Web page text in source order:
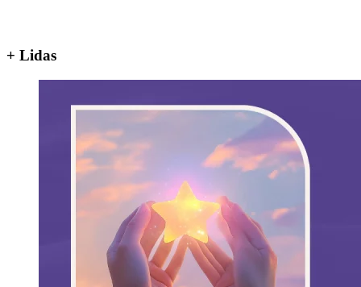
+ Lidas